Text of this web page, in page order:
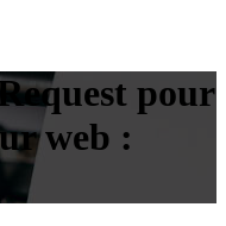
pour
web :